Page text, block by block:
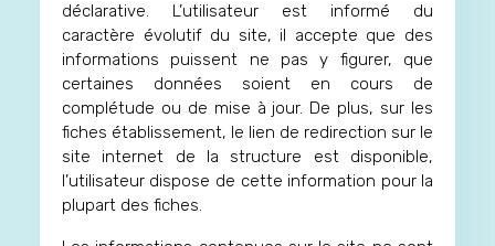
déclarative. L’utilisateur est informé du
caractère évolutif du site, il accepte que des
informations puissent ne pas y figurer, que
certaines données soient en cours de
complétude ou de mise à jour. De plus, sur les
fiches établissement, le lien de redirection sur le
site internet de la structure est disponible,
l’utilisateur dispose de cette information pour la
plupart des fiches.